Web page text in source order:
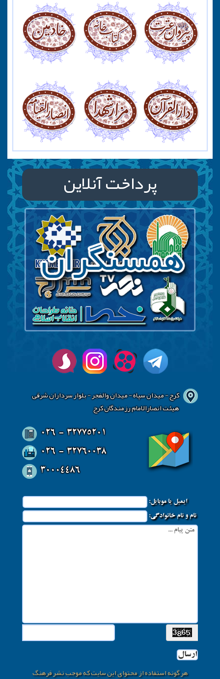
پرداخت آنلاین
کرج - میدان سپاه - میدان والفجر - بلوار سرداران شرقی
هیئت انصارالامام رزمندگان کرج
026 - 32775201
026 - 32760038
30004486
ایمیل یا موبایل:
نام و نام خانوادگی:
ارسال
هر گونه استفاده از محتوای این سایت که موجب نشر فرهنگ